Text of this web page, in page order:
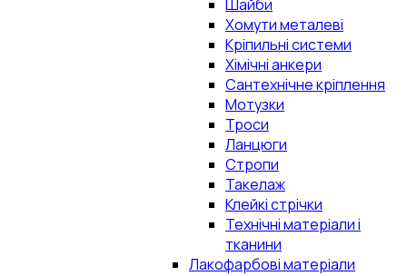
Шайби
Хомути металеві
Кріпильні системи
Хімічні анкери
Сантехнічне кріплення
Мотузки
Троси
Ланцюги
Стропи
Такелаж
Клейкі стрічки
Технічні матеріали і
тканини
Лакофарбові матеріали